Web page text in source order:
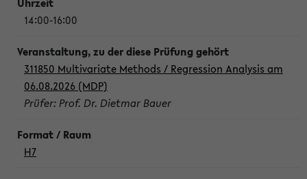
14:00-16:00
311850 Multivariate Methods / Regression Analysis am
06.08.2026 (MDP)
Prüfer: Prof. Dr. Dietmar Bauer
H7